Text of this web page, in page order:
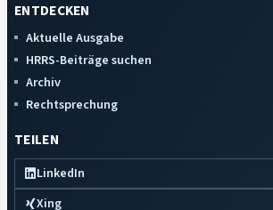
ENTDECKEN
Aktuelle Ausgabe
HRRS-Beiträge suchen
Archiv
Rechtsprechung
TEILEN
LinkedIn
Xing